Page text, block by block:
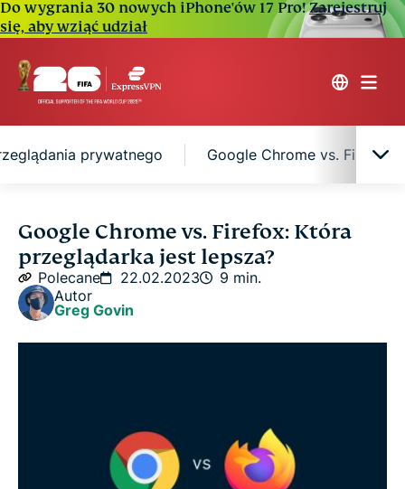
Do wygrania 30 nowych iPhone'ów 17 Pro!Zarejestruj
się, aby wziąć udział
prywatnego Google Chrome vs. Firefox:
Google Chrome vs. Firefox: Przegląd
Google Chrome vs. Firefox: Wydajność
Google Chrome vs. Firefox: Prywatność i
bezpieczeństwo
Google Chrome vs. Firefox: Łatwość użytkowania
Google Chrome vs. Firefox: Która
przeglądarka jest lepsza?
Polecane 22.02.2023
9 min.
Autor
Greg Govin